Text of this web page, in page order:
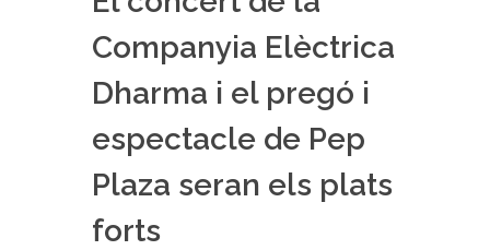
Companyia Elèctrica
Dharma i el pregó i
espectacle de Pep
Plaza seran els plats
forts